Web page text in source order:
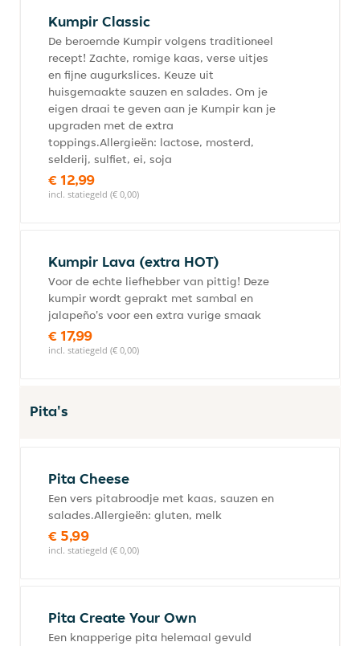
Kumpir Classic
De beroemde Kumpir volgens traditioneel
recept! Zachte, romige kaas, verse uitjes
en fijne augurkslices. Keuze uit
huisgemaakte sauzen en salades. Om je
eigen draai te geven aan je Kumpir kan je
upgraden met de extra
toppings.Allergieën: lactose, mosterd,
selderij, sulfiet, ei, soja
€ 12,99
incl. statiegeld (€ 0,00)
Kumpir Lava (extra HOT)
Voor de echte liefhebber van pittig! Deze
kumpir wordt geprakt met sambal en
jalapeño's voor een extra vurige smaak
€ 17,99
incl. statiegeld (€ 0,00)
Pita's
Pita Cheese
Een vers pitabroodje met kaas, sauzen en
salades.Allergieën: gluten, melk
€ 5,99
incl. statiegeld (€ 0,00)
Pita Create Your Own
Een knapperige pita helemaal gevuld